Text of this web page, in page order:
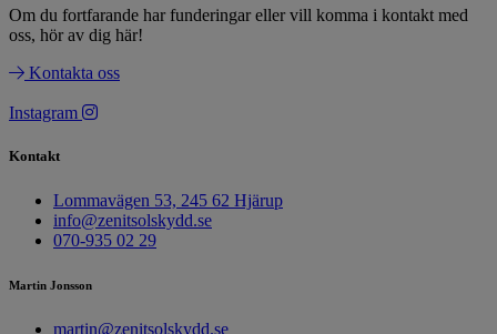
Om du fortfarande har funderingar eller vill komma i kontakt med
oss, hör av dig här!
Kontakta oss
Instagram
Kontakt
Lommavägen 53, 245 62 Hjärup
info@zenitsolskydd.se
070-935 02 29
Martin Jonsson
martin@zenitsolskydd.se